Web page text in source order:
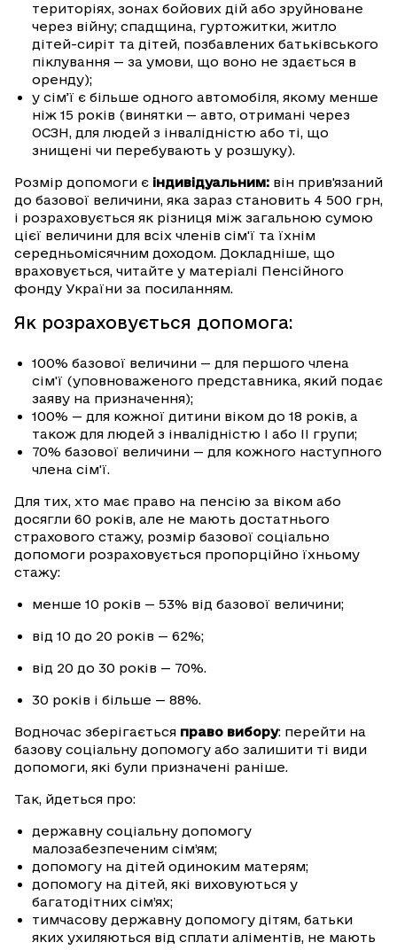
територіях, зонах бойових дій або зруйноване
через війну; спадщина, гуртожитки, житло
дітей-сиріт та дітей, позбавлених батьківського
піклування — за умови, що воно не здається в
оренду);
у сім’ї є більше одного автомобіля, якому менше
ніж 15 років (винятки — авто, отримані через
ОСЗН, для людей з інвалідністю або ті, що
знищені чи перебувають у розшуку).
Розмір допомоги є індивідуальним: він прив'язаний
до базової величини, яка зараз становить 4 500 грн,
і розраховується як різниця між загальною сумою
цієї величини для всіх членів сім'ї та їхнім
середньомісячним доходом. Докладніше, що
враховується, читайте у матеріалі Пенсійного
фонду України за посиланням.
Як розраховується допомога:
100% базової величини — для першого члена
сім'ї (уповноваженого представника, який подає
заяву на призначення);
100% — для кожної дитини віком до 18 років, а
також для людей з інвалідністю I або II групи;
70% базової величини — для кожного наступного
члена сім'ї.
Для тих, хто має право на пенсію за віком або
досягли 60 років, але не мають достатнього
страхового стажу, розмір базової соціально
допомоги розраховується пропорційно їхньому
стажу:
менше 10 років — 53% від базової величини;
від 10 до 20 років — 62%;
від 20 до 30 років — 70%.
30 років і більше — 88%.
Водночас зберігається право вибору: перейти на
базову соціальну допомогу або залишити ті види
допомоги, які були призначені раніше.
Так, йдеться про:
державну соціальну допомогу
малозабезпеченим сім’ям;
допомогу на дітей одиноким матерям;
допомогу на дітей, які виховуються у
багатодітних сім’ях;
тимчасову державну допомогу дітям, батьки
яких ухиляються від сплати аліментів, не мають